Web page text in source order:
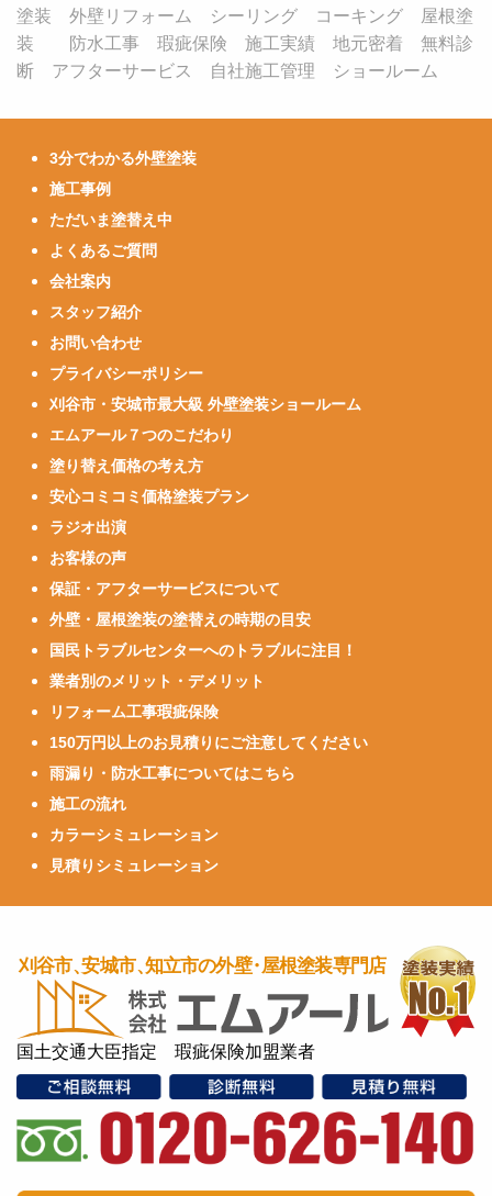
塗装 外壁リフォーム シーリング コーキング 屋根塗
装 防水工事 瑕疵保険 施工実績 地元密着 無料診
断 アフターサービス 自社施工管理 ショールーム
3分でわかる外壁塗装
施工事例
ただいま塗替え中
よくあるご質問
会社案内
スタッフ紹介
お問い合わせ
プライバシーポリシー
刈谷市・安城市最大級 外壁塗装ショールーム
エムアール７つのこだわり
塗り替え価格の考え方
安心コミコミ価格塗装プラン
ラジオ出演
お客様の声
保証・アフターサービスについて
外壁・屋根塗装の塗替えの時期の目安
国民トラブルセンターへのトラブルに注目！
業者別のメリット・デメリット
リフォーム工事瑕疵保険
150万円以上のお見積りにご注意してください
雨漏り・防水工事についてはこちら
施工の流れ
カラーシミュレーション
見積りシミュレーション
国土交通大臣指定 瑕疵保険加盟業者